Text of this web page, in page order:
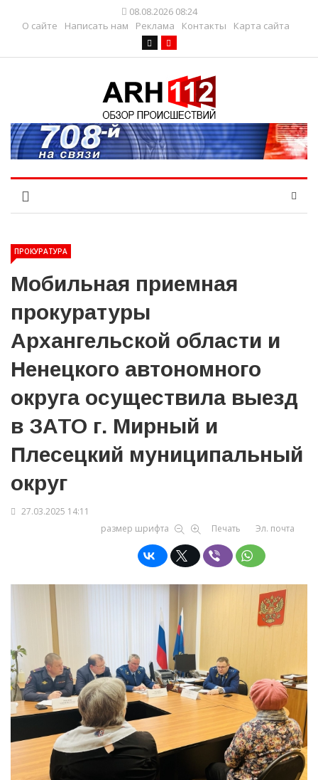
08.08.2026 08:24
О сайте
Написать нам Реклама Контакты Карта сайта
ПРОКУРАТУРА
Мобильная приемная
прокуратуры
Архангельской области и
Ненецкого автономного
округа осуществила выезд
в ЗАТО г. Мирный и
Плесецкий муниципальный
округ
27.03.2025 14:11
размер шрифта
Печать Эл. почта